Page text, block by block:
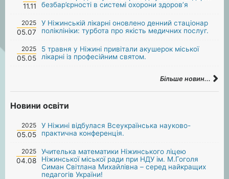
11.11
безбар’єрності в системі охорони здоров’я
2025
05.07
У Ніжинській лікарні оновлено денний стаціонар
поліклініки: турбота про якість медичних послуг.
2025
05.05
5 травня у Ніжині привітали акушерок міської
лікарні із професійним святом.
Більше новин...
Новини освіти
2025
05.05
У Ніжині відбулася Всеукраїнська науково-
практична конференція.
2025
04.08
Учителька математики Ніжинського ліцею
Ніжинської міської ради при НДУ ім. М.Гоголя
Симан Світлана Михайлівна – серед найкращих
педагогів України!